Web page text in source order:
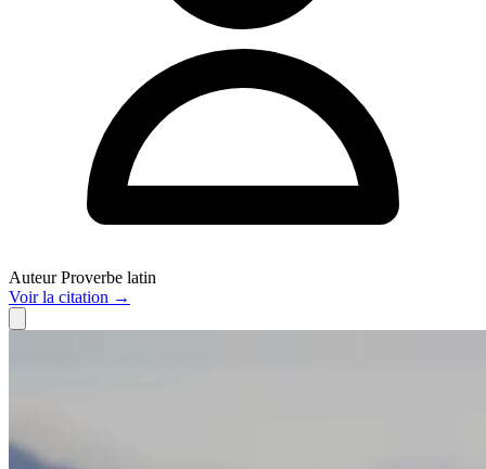
Auteur Proverbe latin
Voirla citation →